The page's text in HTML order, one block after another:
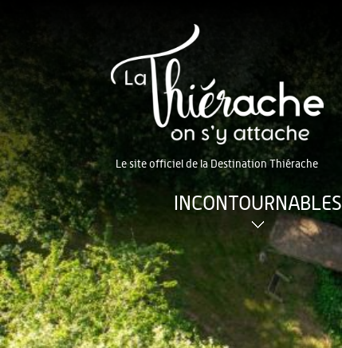
Le site officiel de la Destination Thiérache
INCONTOURNABLES